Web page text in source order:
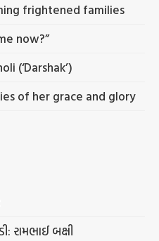
frightened families
now?”
(‘Darshak’)
of her grace and glory
રામભાઈ બક્ષી